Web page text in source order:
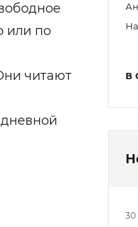
или по
читают
30